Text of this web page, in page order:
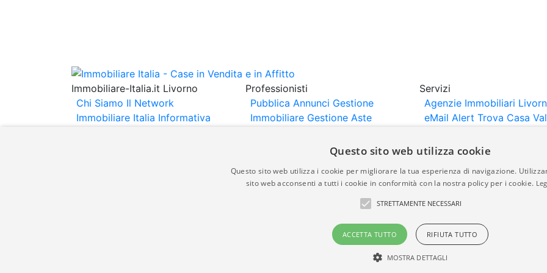
Immobiliare-Italia.it Livorno
Chi Siamo Il Network
Immobiliare Italia Informativa
Professionisti
Pubblica Annunci Gestione
Immobiliare Gestione Aste
Importazione
Servizi
Agenzie Immobiliari
eMail Alert Trova Casa
Gli annunci immobiliari presenti su immobiliare-italia.it vengono pubblicati da agenzie immobiliari e
italia.it quindi non è responsabile della veridicità, della correttezza, della completezza, della
Questo sito web utilizza cookie
Questo sito web utilizza i cookie per migliorare la tua esperienza di navigazione.
sito web acconsenti a tutti i cookie in conformità con la nostra policy per i cookie.
STRETTAMENTE NECESSARI
ACCETTA TUTTO RIFIUTA TUTTO
MOSTRA DETTAGLI